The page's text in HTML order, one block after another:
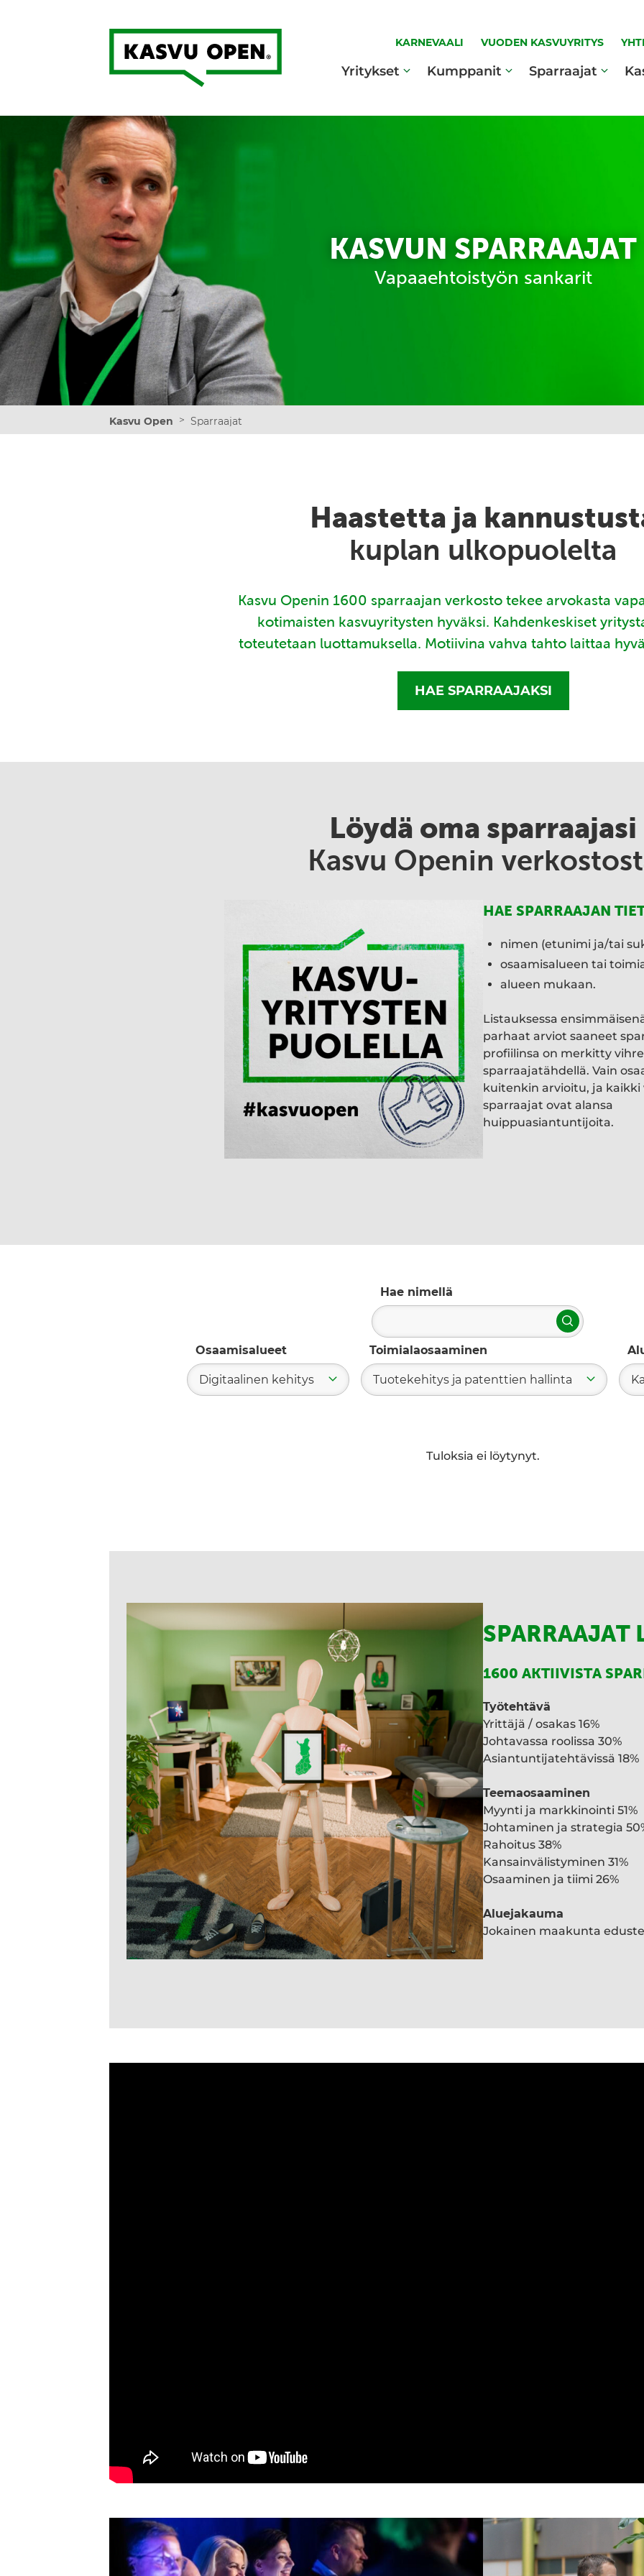
Kasvu Open
KARNEVAALI VUODEN KASVUYRITYS
Yritykset Kumppanit Sparraajat
KASVUN SPARRAAJAT
Vapaaehtoistyön sankarit
Kasvu Open > Sparraajat
Haastetta ja
kuplan ulkopuolelta
Kasvu Openin 1600 sparraajan verkosto tekee arvokasta
kotimaisten kasvuyritysten hyväksi. Kahdenkeskiset
toteutetaan luottamuksella. Motiivina vahva tahto laittaa
HAE SPARRAAJAKSI
Löydä oma sparraajasi
Kasvu Openin
HAE SPARRAAJAN
nimen (etunimi ja/tai
osaamisalueen tai
alueen mukaan.
Listauksessa
parhaat arviot saaneet
profiilinsa on merkitty
sparraajatähdellä. Vain
kuitenkin arvioitu, ja
sparraajat ovat alansa
huippuasiantuntijoita.
Hae nimellä
Hae
Osaamisalueet
Digitaalinen kehitys
Toimialaosaaminen
Tuotekehitys ja patenttien hallinta
Tuloksia ei löytynyt.
SPARRAAJAT
1600 AKTIIVISTA
Työtehtävä
Yrittäjä / osakas 16%
Johtavassa roolissa 30%
Asiantuntijatehtävissä 18%
Teemaosaaminen
Myynti ja markkinointi 51%
Johtaminen ja strategia
Rahoitus 38%
Kansainvälistyminen 31%
Osaaminen ja tiimi 26%
Aluejakauma
Jokainen maakunta